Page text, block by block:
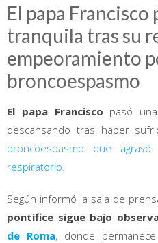
El papa Francisco
tranquila tras su
empeoramiento
broncoespasmo
El papa Francisco pasó
descansando tras haber
broncoespasmo que
respiratorio.
Según informó la sala de
pontífice sigue bajo
de Roma, donde